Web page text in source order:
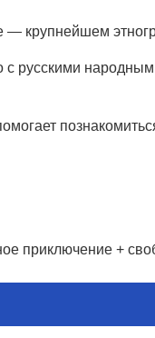
крупнейшем
с русскими
приключение +